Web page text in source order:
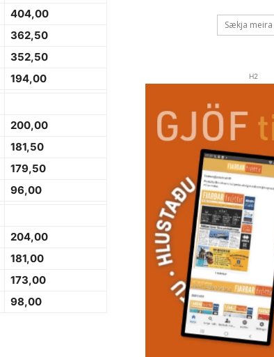
404,00
362,50
352,50
194,00
200,00
181,50
179,50
96,00
204,00
181,00
173,00
98,00
Sækja meira
H2